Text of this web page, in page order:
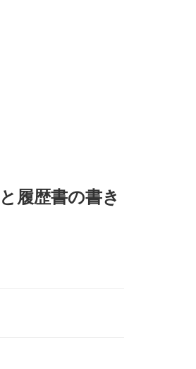
履歴書の書き